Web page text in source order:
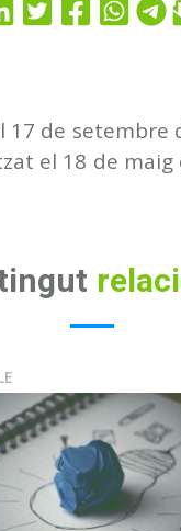
el 18 de maig
17 de setembre